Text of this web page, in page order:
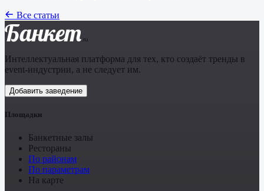
Все статьи
Банкет .ru
Интеллектуальная платформа для тех, кто создаёт тренды в
event-индустрии, а не следует им.
Добавить заведение
Площадки
Банкетные залы
Рестораны
По районам
По параметрам
На карте